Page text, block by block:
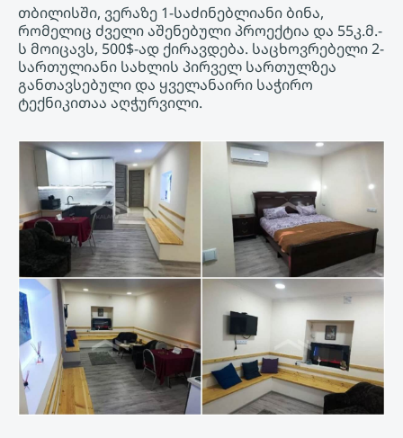
თბილისში, ვერაზე 1-საძინებლიანი ბინა,
რომელიც ძველი აშენებული პროექტია და 55კ.მ.-
ს მოიცავს, 500$-ად ქირავდება. საცხოვრებელი 2-
სართულიანი სახლის პირველ სართულზეა
განთავსებული და ყველანაირი საჭირო
ტექნიკითაა აღჭურვილი.